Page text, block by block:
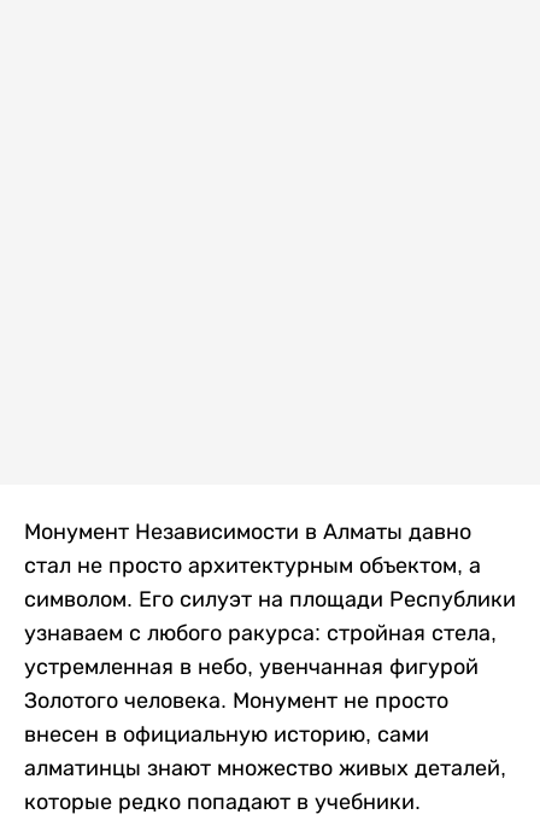
Монумент Независимости в Алматы давно
стал не просто архитектурным объектом, а
символом. Его силуэт на площади Республики
узнаваем с любого ракурса: стройная стела,
устремленная в небо, увенчанная фигурой
Золотого человека. Монумент не просто
внесен в официальную историю, сами
алматинцы знают множество живых деталей,
которые редко попадают в учебники.